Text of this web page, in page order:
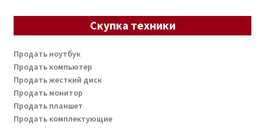
Скупка техники
Продать ноутбук
Продать компьютер
Продать жесткий диск
Продать монитор
Продать планшет
Продать комплектующие